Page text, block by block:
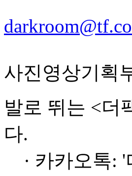
사진영상기획
발로 뛰는 <더
다.
· 카카오톡: